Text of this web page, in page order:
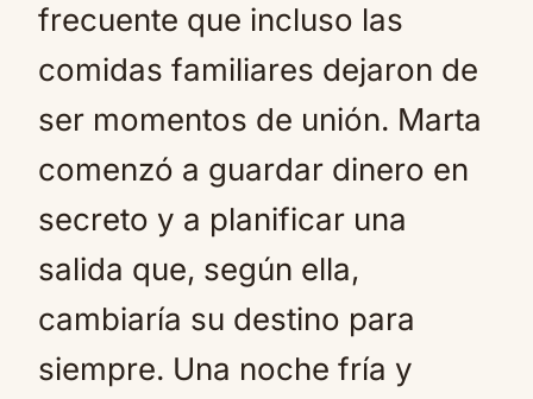
frecuente que incluso las
comidas familiares dejaron de
ser momentos de unión. Marta
comenzó a guardar dinero en
secreto y a planificar una
salida que, según ella,
cambiaría su destino para
siempre. Una noche fría y